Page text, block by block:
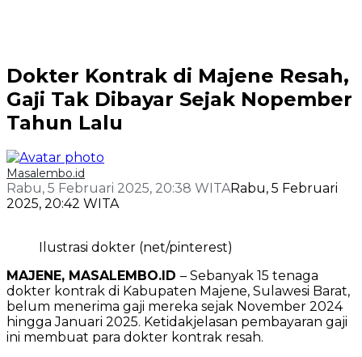
Dokter Kontrak di Majene Resah,
Gaji Tak Dibayar Sejak Nopember
Tahun Lalu
Masalembo.id
Rabu, 5 Februari 2025, 20:38 WITARabu, 5 Februari
2025, 20:42 WITA
Ilustrasi dokter (net/pinterest)
MAJENE, MASALEMBO.ID – Sebanyak 15 tenaga
dokter kontrak di Kabupaten Majene, Sulawesi Barat,
belum menerima gaji mereka sejak November 2024
hingga Januari 2025. Ketidakjelasan pembayaran gaji
ini membuat para dokter kontrak resah.